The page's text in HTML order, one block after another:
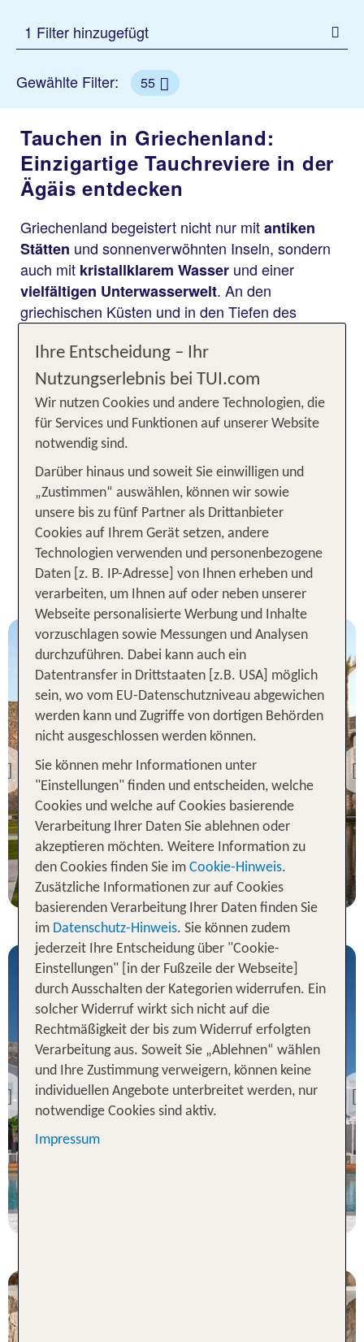
1 Filter hinzugefügt
Gewählte Filter: 55
Tauchen in Griechenland:
Einzigartige Tauchreviere in der
Ägäis entdecken
Griechenland begeistert nicht nur mitantiken
Stätten und sonnenverwöhnten Inseln, sondern
auch mit kristallklarem Wasser und einer
vielfältigen Unterwasserwelt. An den
griechischen Küsten und in den Tiefen des
farbenprächtigeRiffeoder erkundest mystische
Wracks. Ob du Anfänger bist oder bereits über
Erfahrungen verfügst, beim Tauchen in
Griechenland kommst du garantiert auf deine
Kosten. Die griechischen Gewässer halten für
jedes Niveau
vom entspanntenSchnuppertauchgangbis zu
aufregenden Nachttauchgängenreichen.
Unsere TOP Angebote für deinen
Griechenland Tauchurlaub inkl.
Flug
Previous
Kreta
Resort to Live
97 % Weiterempfehlung
7 Nächte, HP, DZ
1320 €
p.P. ab 1138 €
Previous
Kalymnos
Kantouni Beach Boutique
Hotel
100 % Weiterempfehlung
Ihre Entscheidung – Ihr
Nutzungserlebnis bei TUI.com
Wir nutzen Cookies und andere Technologien, die
für Services und Funktionen auf unserer Website
notwendig sind.
Darüber hinaus und soweit Sie einwilligen und
„Zustimmen“ auswählen, können wir sowie
unsere bis zu fünf Partner als Drittanbieter
Cookies auf Ihrem Gerät setzen, andere
Technologien verwenden und personenbezogene
Daten [z. B. IP-Adresse] von Ihnen erheben und
verarbeiten, um Ihnen auf oder neben unserer
Webseite personalisierte Werbung und Inhalte
vorzuschlagen sowie Messungen und Analysen
durchzuführen. Dabei kann auch ein
Datentransfer in Drittstaaten [z.B. USA] möglich
sein, wo vom EU-Datenschutzniveau abgewichen
werden kann und Zugriffe von dortigen Behörden
nicht ausgeschlossen werden können.
Sie können mehr Informationen unter
"Einstellungen" finden und entscheiden, welche
Cookies und welche auf Cookies basierende
Verarbeitung Ihrer Daten Sie ablehnen oder
akzeptieren möchten. Weitere Information zu
den Cookies finden Sie im Cookie-Hinweis.
Zusätzliche Informationen zur auf Cookies
basierenden Verarbeitung Ihrer Daten finden Sie
im Datenschutz-Hinweis. Sie können zudem
jederzeit Ihre Entscheidung über "Cookie-
Einstellungen" [in der Fußzeile der Webseite]
durch Ausschalten der Kategorien widerrufen. Ein
solcher Widerruf wirkt sich nicht auf die
Rechtmäßigkeit der bis zum Widerruf erfolgten
Verarbeitung aus. Soweit Sie „Ablehnen“ wählen
und Ihre Zustimmung verweigern, können keine
individuellen Angebote unterbreitet werden, nur
notwendige Cookies sind aktiv.
Impressum